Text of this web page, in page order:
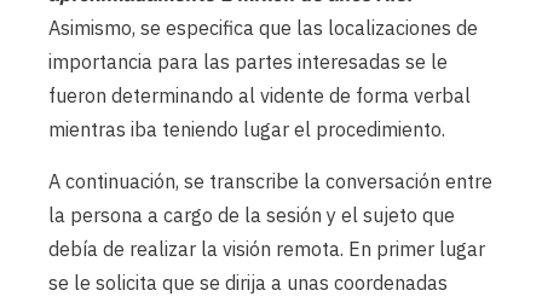
Asimismo, se especifica que las localizaciones de
importancia para las partes interesadas se le
fueron determinando al vidente de forma verbal
mientras iba teniendo lugar el procedimiento.
A continuación, se transcribe la conversación entre
la persona a cargo de la sesión y el sujeto que
debía de realizar la visión remota. En primer lugar
se le solicita que se dirija a unas coordenadas